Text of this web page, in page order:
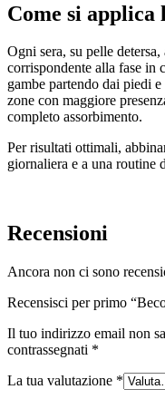
Come si
Ogni sera, su pelle
corrispondente alla fase in
gambe partendo dai piedi
zone con maggiore
completo assorbimento.
Per risultati ottimali,
giornaliera e a una routine
Recensioni
Ancora non ci sono
Recensisci per primo
Il tuo indirizzo email non
contrassegnati *
La tua valutazione *